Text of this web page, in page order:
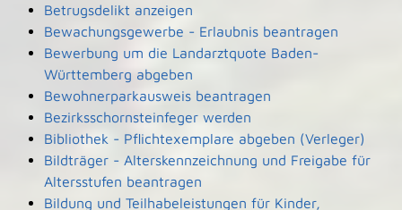
Betrugsdelikt anzeigen
Bewachungsgewerbe - Erlaubnis beantragen
Bewerbung um die Landarztquote Baden-
Württemberg abgeben
Bewohnerparkausweis beantragen
Bezirksschornsteinfeger werden
Bibliothek - Pflichtexemplare abgeben (Verleger)
Bildträger - Alterskennzeichnung und Freigabe für
Altersstufen beantragen
Bildung und Teilhabeleistungen für Kinder,